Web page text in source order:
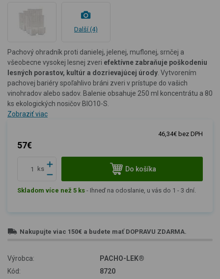
Další (4)
Pachový ohradník proti danielej, jelenej, muflonej, srnčej a
všeobecne vysokej lesnej zveri efektívne zabraňuje poškodeniu
lesných porastov, kultúr a dozrievajúcej úrody . Vytvorením
pachovej bariéry spoľahlivo bráni zveri v prístupe do vašich
vinohradov alebo sadov. Balenie obsahuje 250 ml koncentrátu a 80
ks ekologických nosičov BIO10-S.
Zobraziť viac
57€
46,34€ bez DPH
ks Do košíka
Skladom více než 5 ks - Ihneď na odoslanie, u vás do 1 - 3 dní.
Nakupujte viac 150€ a budete mať DOPRAVU ZDARMA.
Výrobca:
PACHO-LEK®
Kód:
8720